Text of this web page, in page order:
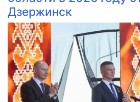
Дзержинск